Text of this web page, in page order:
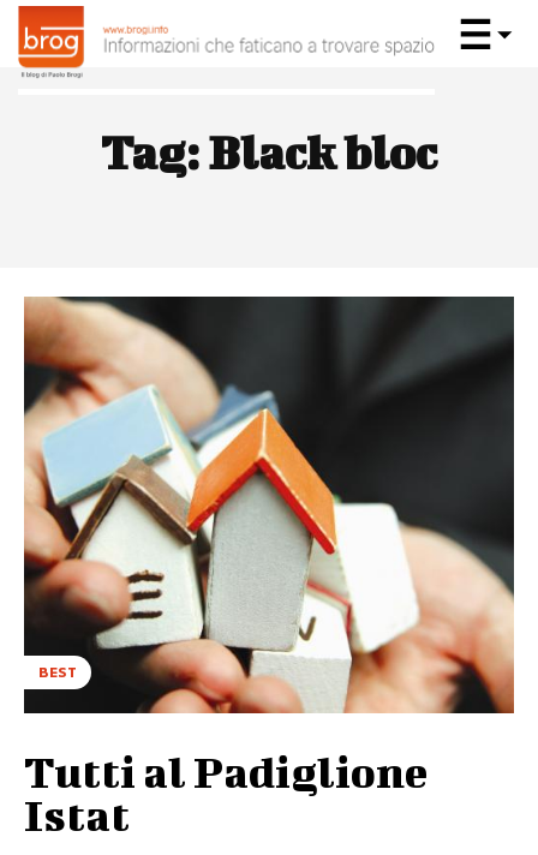
Tag:Black bloc
BEST
Tutti al Padiglione
Istat